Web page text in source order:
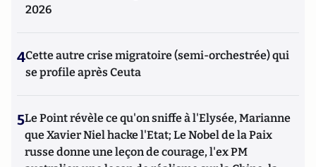
2026
4Cette autre crise migratoire (semi-orchestrée) qui
se profile après Ceuta
5Le Point révèle ce qu'on sniffe à l'Elysée, Marianne
que Xavier Niel hacke l'Etat; Le Nobel de la Paix
russe donne une leçon de courage, l'ex PM